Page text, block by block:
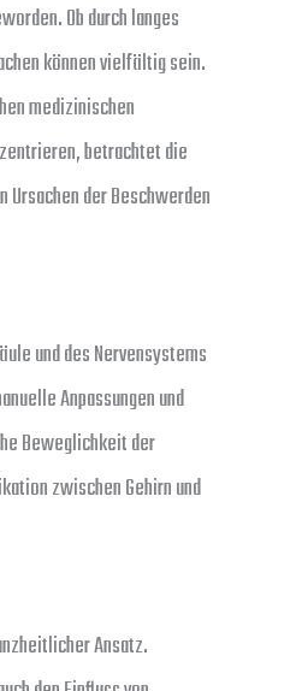
Ob durch langes
können vielfältig sein.
medizinischen
betrachtet die
Ursachen der Beschwerden
und des Nervensystems
Anpassungen und
Beweglichkeit der
zwischen Gehirn und
Ansatz.